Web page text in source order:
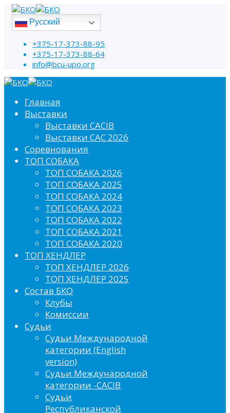
Русский
+375-17-373-88-95
+375-17-373-88-64
info@bcu-upo.org
Главная
Выставки
Выставки CACIB
Выставки САС 2026
Соревнования
ТОП СОБАКА
ТОП СОБАКА 2026
ТОП СОБАКА 2025
ТОП СОБАКА 2024
ТОП СОБАКА 2023
ТОП СОБАКА 2022
ТОП СОБАКА 2021
ТОП СОБАКА 2020
ТОП ХЕНДЛЕР
ТОП ХЕНДЛЕР 2026
ТОП ХЕНДЛЕР 2025
Состав БКО
Клубы
Комиссии
Судьи
Судьи Международной
категории (English
version)
Судьи Международной
категории -CACIB
Судьи
Республиканской